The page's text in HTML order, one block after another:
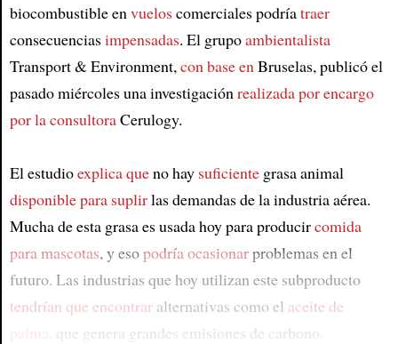
biocombustible en vueloscomerciales podríatraer
consecuenciasimpensadas. El grupoambientalista
Transport & Environment, con base en Bruselas, publicó el
pasado miércoles una investigación realizada por encargo
por la consultoraCerulogy.
El estudioexplica queno hay suficientegrasa animal
disponiblepara suplirlas demandas de la industria aérea.
Mucha de esta grasa es usada hoy para producircomida
para mascotas, y esopodría ocasionarproblemas en el
futuro. Las industrias que hoy utilizan este subproducto
tendrían que encontraralternativas como el aceite de
palma
, que genera grandes emisiones de carbono.